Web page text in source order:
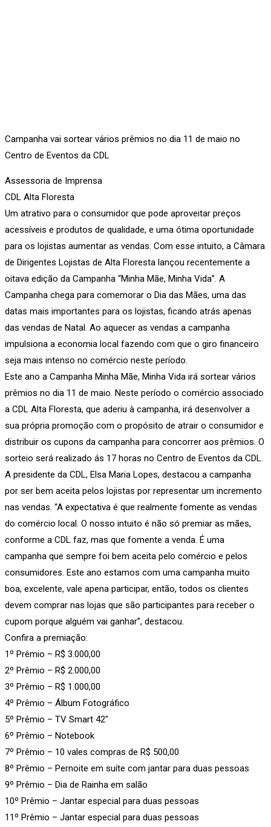
Campanha vai sortear vários prêmios no dia 11 de maio no
Centro de Eventos da CDL
Assessoria de Imprensa
CDL Alta Floresta
Um atrativo para o consumidor que pode aproveitar preços
acessíveis e produtos de qualidade, e uma ótima oportunidade
para os lojistas aumentar as vendas. Com esse intuito, a Câmara
de Dirigentes Lojistas de Alta Floresta lançou recentemente a
oitava edição da Campanha “Minha Mãe, Minha Vida”. A
Campanha chega para comemorar o Dia das Mães, uma das
datas mais importantes para os lojistas, ficando atrás apenas
das vendas de Natal. Ao aquecer as vendas a campanha
impulsiona a economia local fazendo com que o giro financeiro
seja mais intenso no comércio neste período.
Este ano a Campanha Minha Mãe, Minha Vida irá sortear vários
prêmios no dia 11 de maio. Neste período o comércio associado
a CDL Alta Floresta, que aderiu à campanha, irá desenvolver a
sua própria promoção com o propósito de atrair o consumidor e
distribuir os cupons da campanha para concorrer aos prêmios. O
sorteio será realizado ás 17 horas no Centro de Eventos da CDL.
A presidente da CDL, Elsa Maria Lopes, destacou a campanha
por ser bem aceita pelos lojistas por representar um incremento
nas vendas. “A expectativa é que realmente fomente as vendas
do comércio local. O nosso intuito é não só premiar as mães,
conforme a CDL faz, mas que fomente a venda. É uma
campanha que sempre foi bem aceita pelo comércio e pelos
consumidores. Este ano estamos com uma campanha muito
boa, excelente, vale apena participar, então, todos os clientes
devem comprar nas lojas que são participantes para receber o
cupom porque alguém vai ganhar”, destacou.
Confira a premiação:
1º Prêmio – R$ 3.000,00
2º Prêmio – R$ 2.000,00
3º Prêmio – R$ 1.000,00
4º Prêmio – Álbum Fotográfico
5º Prêmio – TV Smart 42″
6º Prêmio – Notebook
7º Prêmio – 10 vales compras de R$ 500,00
8º Prêmio – Pernoite em suíte com jantar para duas pessoas
9º Prêmio – Dia de Rainha em salão
10º Prêmio – Jantar especial para duas pessoas
11º Prêmio – Jantar especial para duas pessoas